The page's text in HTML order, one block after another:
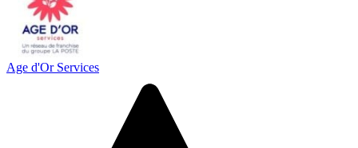
Age d'Or Services